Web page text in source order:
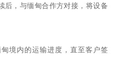
后，与缅甸合作方对接，将设备
甸境内的运输进度，直至客户签